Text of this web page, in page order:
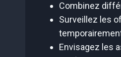
Combinez
Surveillez les
Envisagez les